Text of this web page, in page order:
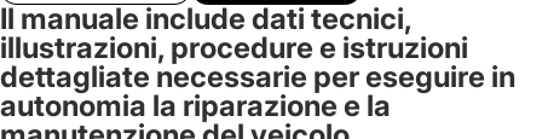
Il manuale include dati tecnici,
illustrazioni, procedure e istruzioni
dettagliate necessarie per eseguire in
autonomia la riparazione e la